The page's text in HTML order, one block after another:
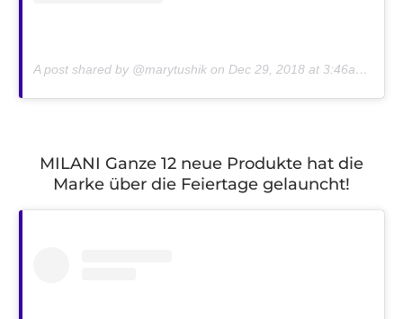
A post shared by @marytushik on Dec 29, 2018 at 3:46am PST
MILANI Ganze 12 neue Produkte hat die
Marke über die Feiertage gelauncht!